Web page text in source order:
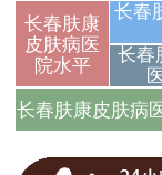
长春肤康
皮肤病医
院水平
长春
长春
长春肤康皮肤病